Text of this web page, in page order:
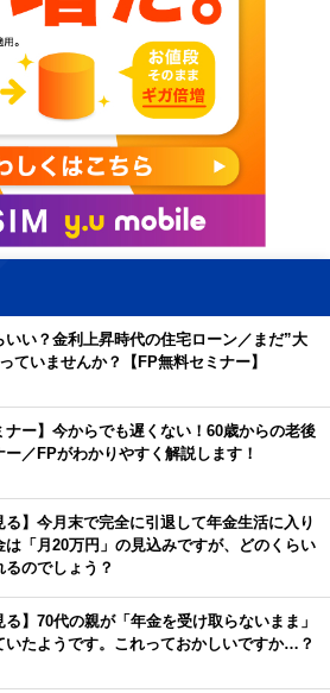
いい？金利上昇時代の住宅ローン／まだ”大
ていませんか？【FP無料セミナー】
ナー】今からでも遅くない！60歳からの老後
ー／FPがわかりやすく解説します！
る】今月末で完全に引退して年金生活に入り
は「月20万円」の見込みですが、どのくらい
るのでしょう？
る】70代の親が「年金を受け取らないまま」
いたようです。これっておかしいですか…？